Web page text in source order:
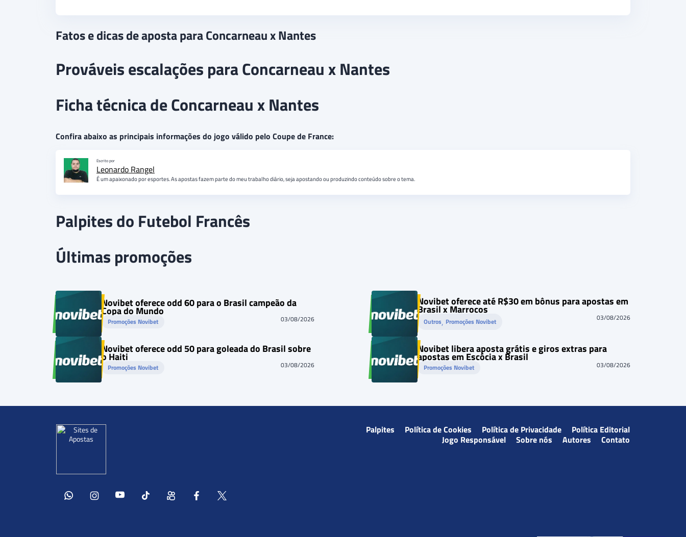
Fatos e dicas de aposta para Concarneau x Nantes
Prováveis escalações para Concarneau x Nantes
Ficha técnica de Concarneau x Nantes
Confira abaixo as principais informações do jogo válido pelo Coupe de France:
Escrito por
Leonardo Rangel
É um apaixonado por esportes. As apostas fazem parte do meu trabalho diário, seja apostando ou produzindo conteúdo sobre o tema.
Palpites do Futebol Francês
Últimas promoções
Novibet oferece odd 60 para o Brasil campeão da
Copa do Mundo
Promoções Novibet 03/08/2026
Novibet oferece até R$30 em bônus para apostas em
Brasil x Marrocos
Outros, Promoções Novibet 03/08/2026
Novibet oferece odd 50 para goleada do Brasil sobre
o Haiti
Promoções Novibet 03/08/2026
Novibet libera aposta grátis e giros extras para
apostas em Escócia x Brasil
Promoções Novibet 03/08/2026
Palpites Política de Cookies Política de Privacidade
Política Editorial
Jogo Responsável
Sobre nós Autores Contato